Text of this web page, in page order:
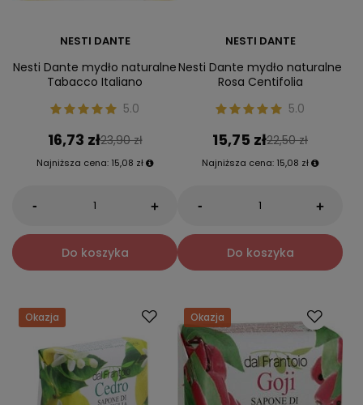
NESTI DANTE
Nesti Dante mydło naturalne
Tabacco Italiano
5.0
16,73 zł23,90 zł
Najniższa cena: 15,08 zł
- +
Do koszyka
NESTI DANTE
Nesti Dante mydło naturalne
Rosa Centifolia
5.0
15,75 zł22,50 zł
Najniższa cena: 15,08 zł
- +
Do koszyka
Okazja Okazja